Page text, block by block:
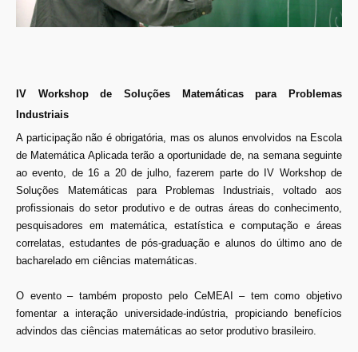
IV Workshop de Soluções Matemáticas para Problemas
Industriais
A participação não é obrigatória, mas os alunos envolvidos na Escola
de Matemática Aplicada terão a oportunidade de, na semana seguinte
ao evento, de 16 a 20 de julho, fazerem parte do IV Workshop de
Soluções Matemáticas para Problemas Industriais, voltado aos
profissionais do setor produtivo e de outras áreas do conhecimento,
pesquisadores em matemática, estatística e computação e áreas
correlatas, estudantes de pós-graduação e alunos do último ano de
bacharelado em ciências matemáticas.
O evento – também proposto pelo CeMEAI – tem como objetivo
fomentar a interação universidade-indústria, propiciando benefícios
advindos das ciências matemáticas ao setor produtivo brasileiro.